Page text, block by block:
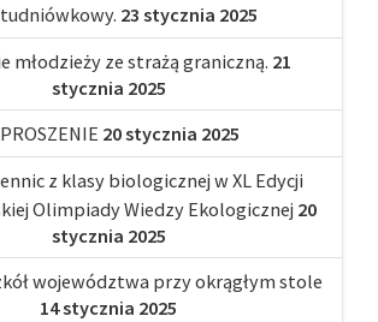
23 stycznia 2025
młodzieży ze strażą graniczną. 21
stycznia 2025
20 stycznia 2025
z klasy biologicznej w XL Edycji
Olimpiady Wiedzy Ekologicznej 20
stycznia 2025
województwa przy okrągłym stole
14 stycznia 2025